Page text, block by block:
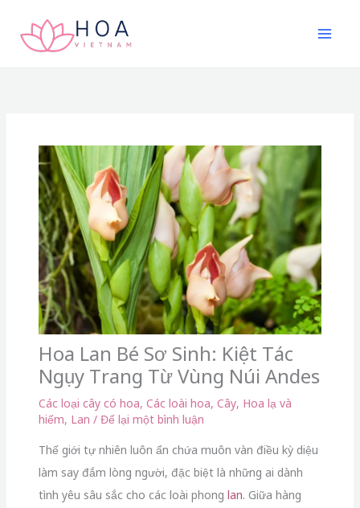
Hoa Lan Bé Sơ Sinh: Kiệt Tác
Ngụy Trang Từ Vùng Núi Andes
Các loại cây có hoa, Các loài hoa, Cây, Hoa lạ và
hiếm, Lan / Để lại một bình luận
Thế giới tự nhiên luôn ẩn chứa muôn vàn điều kỳ diệu
làm say đắm lòng người, đặc biệt là những ai dành
tình yêu sâu sắc cho các loài phong lan. Giữa hàng